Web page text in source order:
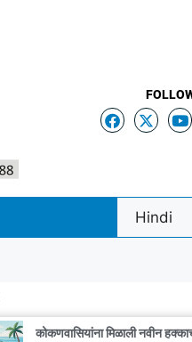
कोकणवासियांना मिळाली नवीन